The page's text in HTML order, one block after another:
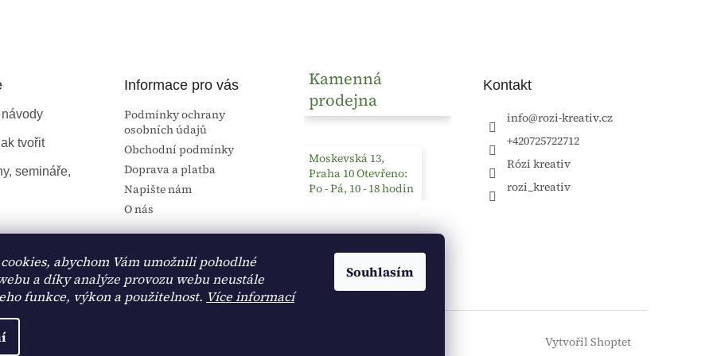
abychom Vám umožnili pohodlné
a díky analýze provozu webu neustále
funkce, výkon a použitelnost. Více informací
Souhlasím
s
tvořit
semináře,
Informace pro vás
Podmínky ochrany
osobních údajů
Obchodní podmínky
Doprava a platba
Napište nám
O nás
Kamenná
prodejna
Moskevská 13,
Praha 10 Otevřeno:
Po - Pá, 10 - 18 hodin
Kontakt
info@rozi-kreativ.cz
+420725722712
Rózi kreativ
rozi_kreativ
Vytvořil Shoptet